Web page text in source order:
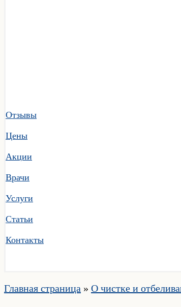
Отзывы
Цены
Акции
Врачи
Услуги
Статьи
Контакты
Главная страница » О чистке и